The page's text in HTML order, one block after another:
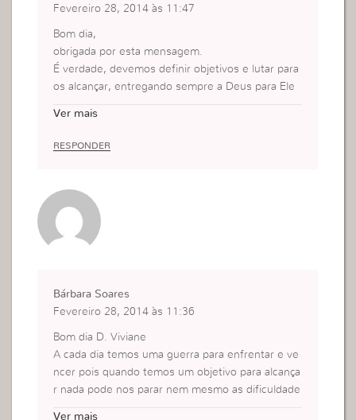
Fevereiro 28, 2014 às 11:47
Bom dia,
obrigada por esta mensagem.
É verdade, devemos definir objetivos e lutar para
os alcançar, entregando sempre a Deus para Ele
Ver mais
RESPONDER
Bárbara Soares
Fevereiro 28, 2014 às 11:36
Bom dia D. Viviane
A cada dia temos uma guerra para enfrentar e ve
ncer pois quando temos um objetivo para alcança
r nada pode nos parar nem mesmo as dificuldade
Ver mais